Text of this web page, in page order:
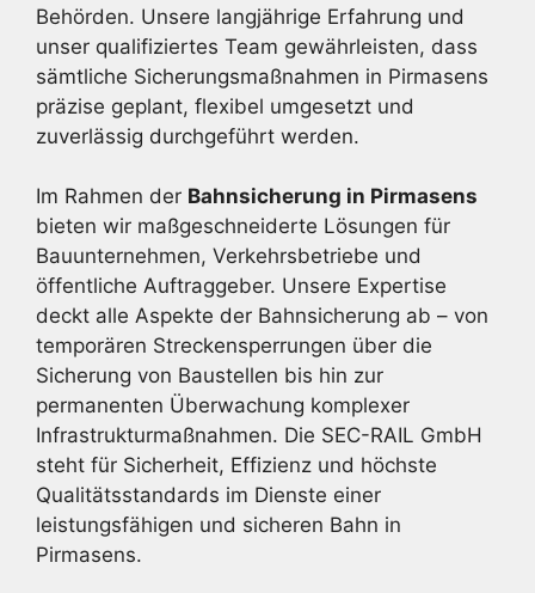
Behörden. Unsere langjährige Erfahrung und
unser qualifiziertes Team gewährleisten, dass
sämtliche Sicherungsmaßnahmen in Pirmasens
präzise geplant, flexibel umgesetzt und
zuverlässig durchgeführt werden.
Im Rahmen der Bahnsicherung in Pirmasens
bieten wir maßgeschneiderte Lösungen für
Bauunternehmen, Verkehrsbetriebe und
öffentliche Auftraggeber. Unsere Expertise
deckt alle Aspekte der Bahnsicherung ab – von
temporären Streckensperrungen über die
Sicherung von Baustellen bis hin zur
permanenten Überwachung komplexer
Infrastrukturmaßnahmen. Die SEC-RAIL GmbH
steht für Sicherheit, Effizienz und höchste
Qualitätsstandards im Dienste einer
leistungsfähigen und sicheren Bahn in
Pirmasens.